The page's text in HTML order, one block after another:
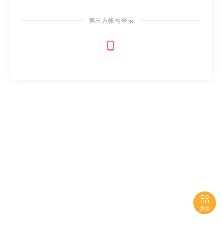
第三方帐号登录


菜单